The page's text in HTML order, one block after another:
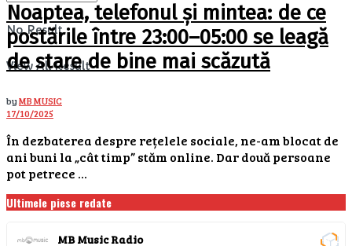
No Result
View All Result
Noaptea, telefonul și mintea: de ce
postările între 23:00–05:00 se leagă
de stare de bine mai scăzută
byMB MUSIC
17/10/2025
În dezbaterea despre rețelele sociale, ne-am blocat de
ani buni la „cât timp” stăm online. Dar două persoane
pot petrece ...
Ultimele piese redate
MB Music Radio